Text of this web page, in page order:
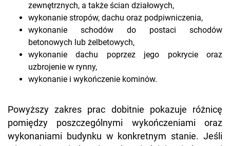
zewnętrznych, a także ścian działowych,
wykonanie stropów, dachu oraz podpiwniczenia,
wykonanie schodów do postaci schodów
betonowych lub żelbetowych,
wykonanie dachu poprzez jego pokrycie oraz
uzbrojenie w rynny,
wykonanie i wykończenie kominów.
Powyższy zakres prac dobitnie pokazuje różnicę
pomiędzy poszczególnymi wykończeniami oraz
wykonaniami budynku w konkretnym stanie. Jeśli